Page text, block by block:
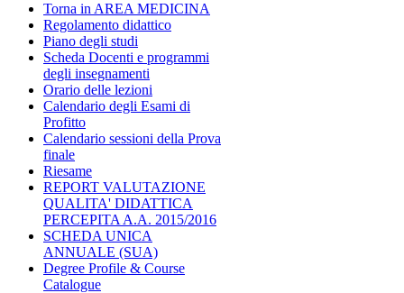
Torna in AREA MEDICINA
Regolamento didattico
Piano degli studi
Scheda Docenti e programmi
degli insegnamenti
Orario delle lezioni
Calendario degli Esami di
Profitto
Calendario sessioni della Prova
finale
Riesame
REPORT VALUTAZIONE
QUALITA' DIDATTICA
PERCEPITA A.A. 2015/2016
SCHEDA UNICA
ANNUALE (SUA)
Degree Profile & Course
Catalogue